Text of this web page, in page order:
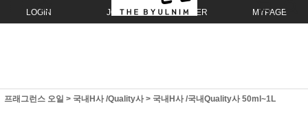
LOGIN JOIN ORDER MYPAGE
프래그런스 오일 > 국내H사 /Quality사> 국내H사 /국내Quality사 50ml~1L